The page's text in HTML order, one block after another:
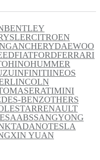
BENTLEY
CITROEN
CHERYDAEWOO
FIATFORDFERRARI
HINOHUMMER
INFINITIINEOS
LINCOLN
MASERATIMINI
BENZOTHERS
RENAULT
SAABSSANGYONG
TADANOTESLA
XIN YUAN